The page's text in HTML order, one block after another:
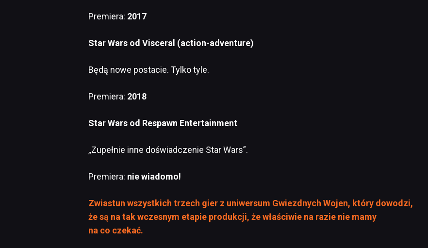
Premiera: 2017
Star Wars od Visceral (action-adventure)
Będą nowe postacie. Tylko tyle.
Premiera: 2018
Star Wars od Respawn Entertainment
„Zupełnie inne doświadczenie Star Wars”.
Premiera: nie wiadomo!
Zwiastun wszystkich trzech gier z uniwersum Gwiezdnych Wojen, który dowodzi,
że są na tak wczesnym etapie produkcji, że właściwie na razie nie mamy
na co czekać.